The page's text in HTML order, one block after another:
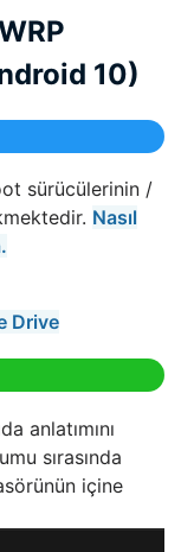
10)
sürücülerinin /
Nasıl
Drive
anlatımını
sırasında
içine